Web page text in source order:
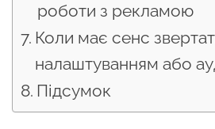
роботи з рекламою
Коли має сенс
налаштуванням або
Підсумок